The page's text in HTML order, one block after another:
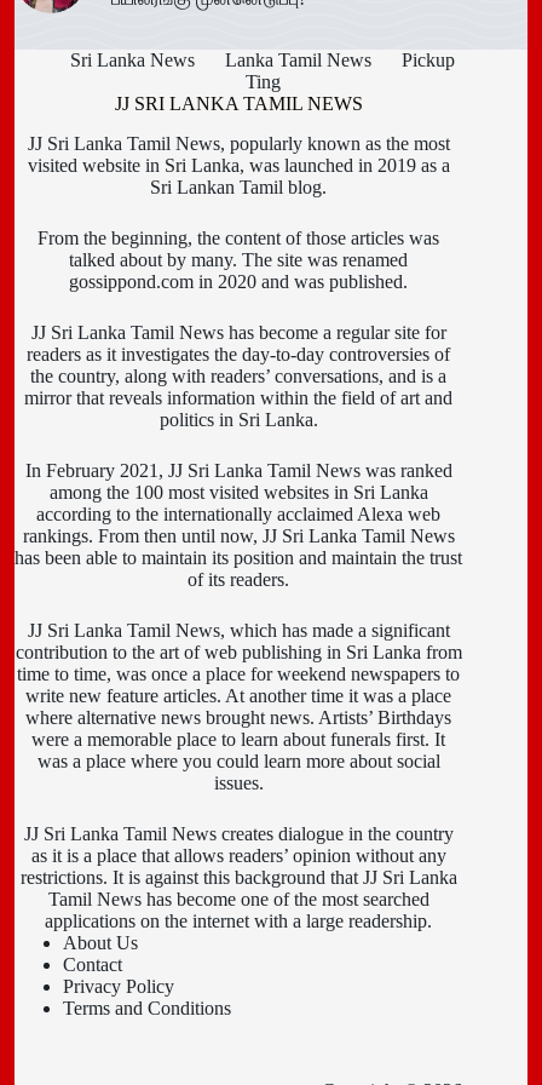
Sri Lanka News Lanka Tamil News
Pickup
Ting
JJ SRI LANKA TAMIL NEWS
JJ Sri Lanka Tamil News, popularly known as the most
visited website in Sri Lanka, was launched in 2019 as a
Sri Lankan Tamil blog.
From the beginning, the content of those articles was
talked about by many. The site was renamed
gossippond.com in 2020 and was published.
JJ Sri Lanka Tamil News has become a regular site for
readers as it investigates the day-to-day controversies of
the country, along with readers’ conversations, and is a
mirror that reveals information within the field of art and
politics in Sri Lanka.
In February 2021, JJ Sri Lanka Tamil News was ranked
among the 100 most visited websites in Sri Lanka
according to the internationally acclaimed Alexa web
rankings. From then until now, JJ Sri Lanka Tamil News
has been able to maintain its position and maintain the trust
of its readers.
JJ Sri Lanka Tamil News, which has made a significant
contribution to the art of web publishing in Sri Lanka from
time to time, was once a place for weekend newspapers to
write new feature articles. At another time it was a place
where alternative news brought news. Artists’ Birthdays
were a memorable place to learn about funerals first. It
was a place where you could learn more about social
issues.
JJ Sri Lanka Tamil News creates dialogue in the country
as it is a place that allows readers’ opinion without any
restrictions. It is against this background that JJ Sri Lanka
Tamil News has become one of the most searched
applications on the internet with a large readership.
About Us
Contact
Privacy Policy
Terms and Conditions